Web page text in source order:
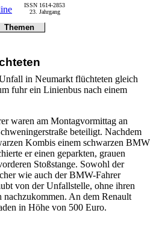
in Neumarkt flüchteten gleich
fuhr ein Linienbus nach einem
waren am Montagvormittag an
beteiligt. Nachdem
Kombis einem schwarzen BMW
er einen geparkten, grauen
Stoßstange. Sowohl der
wie auch der BMW-Fahrer
von der Unfallstelle, ohne ihren
nachzukommen. An dem Renault
in Höhe von 500 Euro.
ISSN 1614-2853
23. Jahrgang
Themen
Gericht
Online
Gesundheit
Statistiken
@NM
Freizeit
Leute
Tiere
Schule